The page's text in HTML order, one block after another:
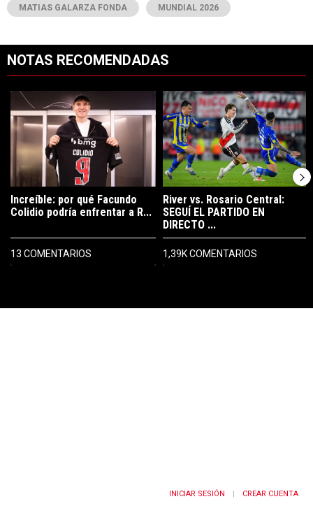
MATIAS GALARZA FONDA MUNDIAL 2026
NOTAS RECOMENDADAS
Un artículo de tendencia con el título "Increíble: por qué Facundo
Increíble: por qué Facundo
Colidio podría enfrentar a R...
13 COMENTARIOS
Un artículo de tendencia con el
River vs. Rosario Central:
SEGUÍ EL PARTIDO EN
DIRECTO ...
1,39K COMENTARIOS
INICIAR SESIÓN CREAR CUENTA